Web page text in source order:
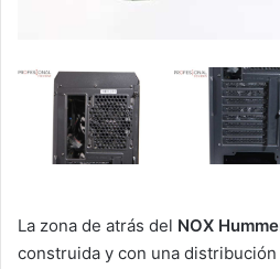
La zona de atrás del NOX
construida y con una